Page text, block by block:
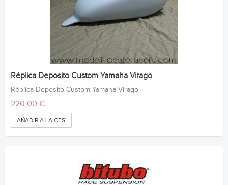
Réplica Deposito Custom Yamaha Virago
Réplica Deposito Custom Yamaha Virago
220,00 €
AÑADIR A LA CESTA